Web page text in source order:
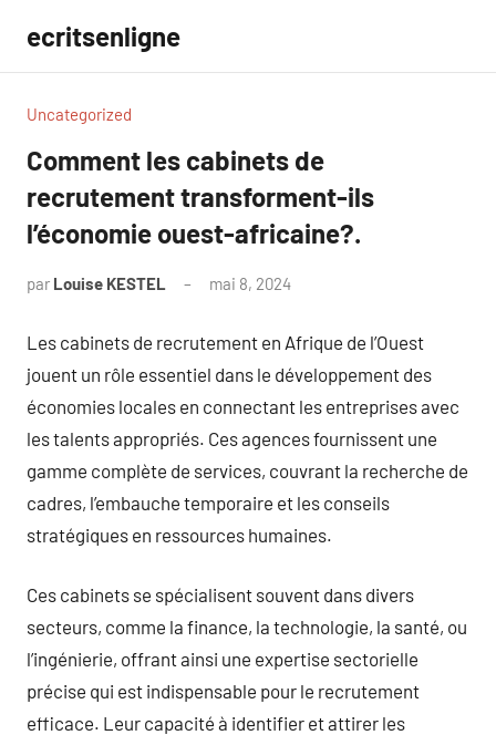
contenu
ecritsenligne
Uncategorized
Comment les cabinets de
recrutement transforment-ils
l’économie ouest-africaine?.
par Louise KESTEL mai 8, 2024
Les cabinets de recrutement en Afrique de l’Ouest
jouent un rôle essentiel dans le développement des
économies locales en connectant les entreprises avec
les talents appropriés. Ces agences fournissent une
gamme complète de services, couvrant la recherche de
cadres, l’embauche temporaire et les conseils
stratégiques en ressources humaines.
Ces cabinets se spécialisent souvent dans divers
secteurs, comme la finance, la technologie, la santé, ou
l’ingénierie, offrant ainsi une expertise sectorielle
précise qui est indispensable pour le recrutement
efficace. Leur capacité à identifier et attirer les